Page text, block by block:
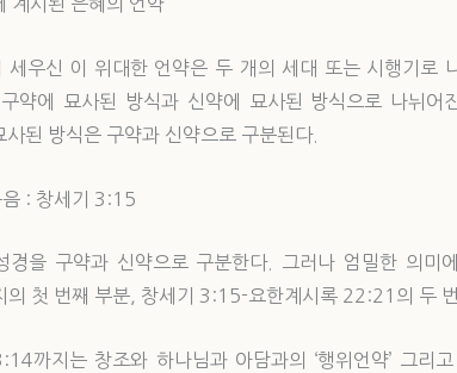
계시된 은혜의 언약
세우신 이 위대한 언약은 두 개의 세대 또는 시행기로
약에 묘사된 방식과 신약에 묘사된 방식으로 나뉘어
사된 방식은 구약과 신약으로 구분된다.
: 창세기 3:15
경을 구약과 신약으로 구분한다. 그러나 엄밀한 의
첫 번째 부분, 창세기 3:15-요한계시록 22:21의 두
까지는 창조와 하나님과 아담과의 ‘행위언약’ 그리